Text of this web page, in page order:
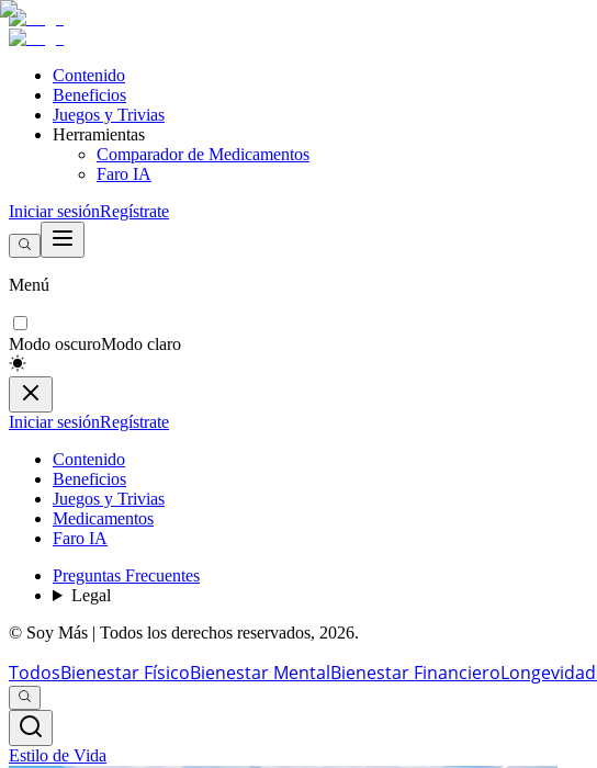
Contenido
Beneficios
Juegos y Trivias
Herramientas
Comparador de Medicamentos
Faro IA
Iniciar sesiónRegístrate
Menú
Modo oscuroModo claro
Iniciar sesiónRegístrate
Contenido
Beneficios
Juegos y Trivias
Medicamentos
Faro IA
Preguntas Frecuentes
Legal
© Soy Más | Todos los derechos reservados, 2026.
TodosBienestar FísicoBienestar MentalBienestar FinancieroLongevidad
Estilo de Vida